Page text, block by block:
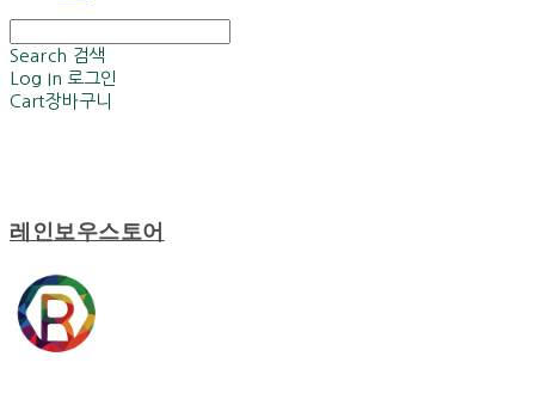
Search 검색
Log In 로그인
Cart장바구니
레인보우스토어